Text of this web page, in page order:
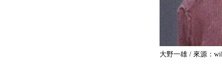
大野一雄 / 來源：